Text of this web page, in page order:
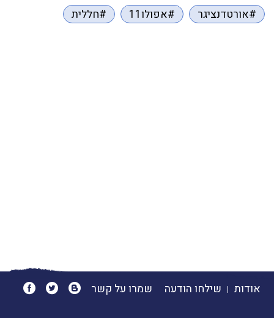
#אורטדנציגר
#אפולו11 #חללית
אודות שילחו הודעה שמרו על קשר